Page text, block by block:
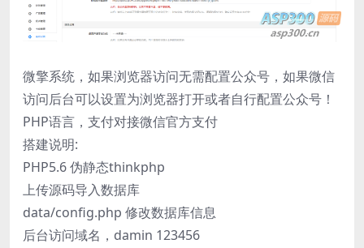
微擎系统，如果浏览器访问无需配置公众号，如果微信
访问后台可以设置为浏览器打开或者自行配置公众号！
PHP语言，支付对接微信官方支付
搭建说明:
PHP5.6 伪静态thinkphp
上传源码导入数据库
data/config.php 修改数据库信息
后台访问域名，damin 123456